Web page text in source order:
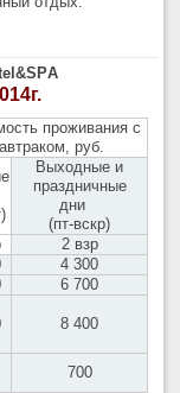
проживания с
руб.
Выходные и
праздничные
дни
(пт-вскр)
2 взр
4 300
6 700
8 400
700